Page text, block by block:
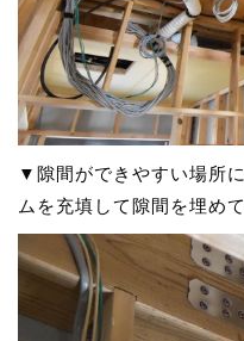
▼隙間ができやすい場所
ムを充填して隙間を埋め